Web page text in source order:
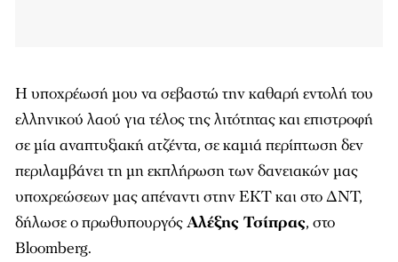
Η υποχρέωσή μου να σεβαστώ την καθαρή εντολή του
ελληνικού λαού για τέλος της λιτότητας και επιστροφή
σε μία αναπτυξιακή ατζέντα, σε καμιά περίπτωση δεν
περιλαμβάνει τη μη εκπλήρωση των δανειακών μας
υποχρεώσεων μας απέναντι στην ΕΚΤ και στο ΔΝΤ,
δήλωσε ο πρωθυπουργόςΑλέξης Τσίπρας, στο
Bloomberg.